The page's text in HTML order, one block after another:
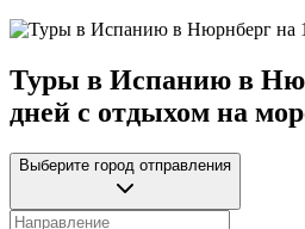
Туры в Испанию в
дней с отдыхом на
Выберите город отправления